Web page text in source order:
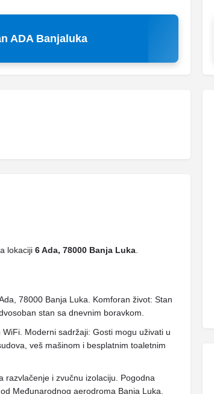
ADA Banjaluka
lokaciji 6 Ada, 78000 Banja Luka
78000 Banja Luka. Komforan život: Stan
stan sa dnevnim boravkom.
Moderni sadržaji: Gosti mogu uživati ​​u
veš mašinom i besplatnim toaletnim
razvlačenje i zvučnu izolaciju. Pogodna
Međunarodnog aerodroma Banja Luka.